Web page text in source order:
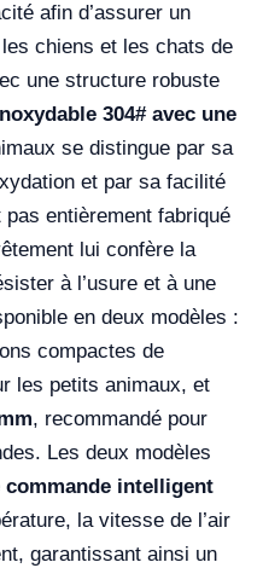
afin d’assurer un
chiens et les chats de
une structure robuste
304# avec une
se distingue par sa
et par sa facilité
pas entièrement fabriqué
lui confère la
à l’usure et à une
en deux modèles :
compactes de
les petits animaux, et
, recommandé pour
Les deux modèles
commande intelligent
la vitesse de l’air
garantissant ainsi un